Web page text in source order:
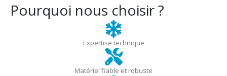
Pourquoi nous choisir ?
Expertise technique
Matériel fiable et robuste